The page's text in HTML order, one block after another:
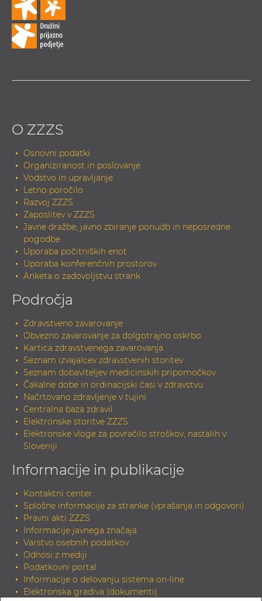
O ZZZS
Osnovni podatki
Organiziranost in poslovanje
Vodstvo in upravljanje
Letno poročilo
Razvoj ZZZS
Zaposlitev v ZZZS
Javne dražbe, javno zbiranje ponudb in neposredne
pogodbe
Uporaba počitniških enot
Uporaba konferenčnih prostorov
Anketa o zadovoljstvu strank
Področja
Zdravstveno zavarovanje
Obvezno zavarovanje za dolgotrajno oskrbo
Kartica zdravstvenega zavarovanja
Seznam izvajalcev zdravstvenih storitev
Seznam dobaviteljev medicinskih pripomočkov
Čakalne dobe in ordinacijski časi v zdravstvu
Načrtovano zdravljenje v tujini
Centralna baza zdravil
Elektronske storitve ZZZS
Elektronske vloge za povračilo stroškov, nastalih v
Sloveniji
Informacije in publikacije
Kontaktni center
Splošne informacije za stranke (vprašanja in odgovori)
Pravni akti ZZZS
Informacije javnega značaja
Varstvo osebnih podatkov
Odnosi z mediji
Podatkovni portal
Informacije o delovanju sistema on-line
Elektronska gradiva (dokumenti)